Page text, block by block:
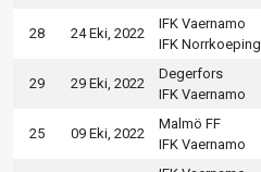
28 24 Eki, 2022
IFK Vaernamo
IFK Norrkoeping
29 29 Eki, 2022
Degerfors
IFK Vaernamo
25 09 Eki, 2022
Malmö FF
IFK Vaernamo